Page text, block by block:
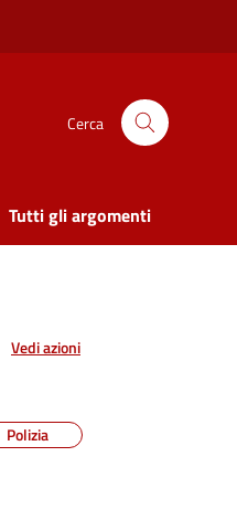
Cerca
Tutti gli argomenti
Vedi azioni
Polizia